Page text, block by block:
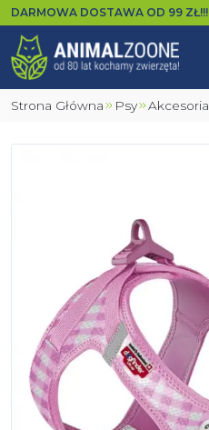
DARMOWA DOSTAWA OD 99 ZŁ!!!
Strona Główna Psy Akcesoria